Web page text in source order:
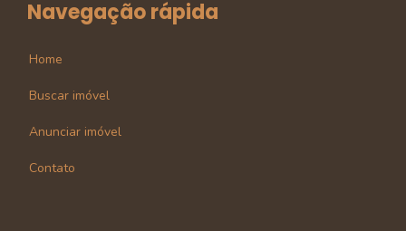
Navegação rápida
Home
Buscar imóvel
Anunciar imóvel
Contato